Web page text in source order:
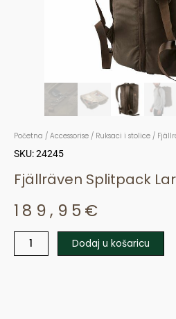
Početna / Accessorise / Ruksaci i stolice /
SKU: 24245
Fjällräven Splitpack
189,95 €
Fjällräven
Dodaj u košaricu